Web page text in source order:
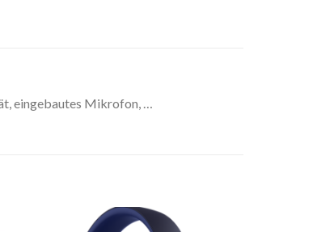
eingebautes Mikrofon, …